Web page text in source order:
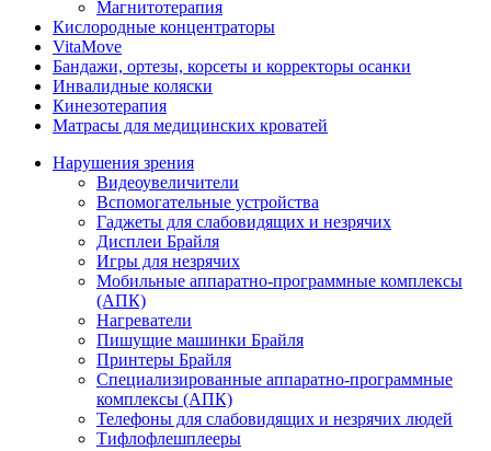
Магнитотерапия
Кислородные концентраторы
VitaMove
Бандажи, ортезы, корсеты и корректоры осанки
Инвалидные коляски
Кинезотерапия
Матрасы для медицинских кроватей
Нарушения зрения
Видеоувеличители
Вспомогательные устройства
Гаджеты для слабовидящих и незрячих
Дисплеи Брайля
Игры для незрячих
Мобильные аппаратно-программные комплексы
(АПК)
Нагреватели
Пишущие машинки Брайля
Принтеры Брайля
Специализированные аппаратно-программные
комплексы (АПК)
Телефоны для слабовидящих и незрячих людей
Тифлофлешплееры